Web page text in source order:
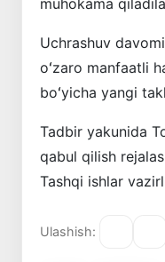
Uchrashuv
oʻzaro manfaatli
boʻyicha yangi
Tadbir yakunida
qabul qilish
Tashqi ishlar
Ulashish: